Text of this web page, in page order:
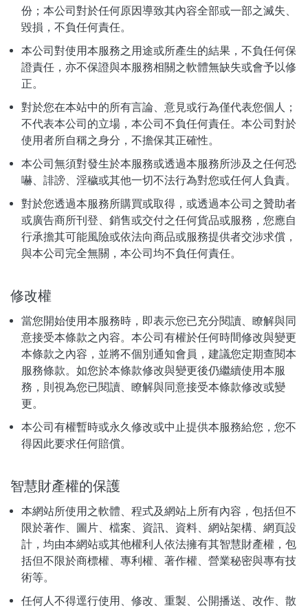
份；本公司對於任何原因導致其內容全部或一部之滅失、
毀損，不負任何責任。
本公司對使用本服務之用途或所產生的結果，不負任何保
證責任，亦不保證與本服務相關之軟體無缺失或會予以修
正。
對於您在本站中的所有言論、意見或行為僅代表您個人；
不代表本公司的立場，本公司不負任何責任。本公司對於
使用者所自稱之身分，不擔保其正確性。
本公司無須對發生於本服務或透過本服務所涉及之任何恐
嚇、誹謗、淫穢或其他一切不法行為對您或任何人負責。
對於您透過本服務所購買或取得，或透過本公司之贊助者
或廣告商所刊登、銷售或交付之任何貨品或服務，您應自
行承擔其可能風險或依法向商品或服務提供者交涉求償，
與本公司完全無關，本公司均不負任何責任。
修改權
當您開始使用本服務時，即表示您已充分閱讀、瞭解與同
意接受本條款之內容。本公司有權於任何時間修改與變更
本條款之內容，並將不個別通知會員，建議您定期查閱本
服務條款。如您於本條款修改與變更後仍繼續使用本服
務，則視為您已閱讀、瞭解與同意接受本條款修改或變
更。
本公司有權暫時或永久修改或中止提供本服務給您，您不
得因此要求任何賠償。
智慧財產權的保護
本網站所使用之軟體、程式及網站上所有內容，包括但不
限於著作、圖片、檔案、資訊、資料、網站架構、網頁設
計，均由本網站或其他權利人依法擁有其智慧財產權，包
括但不限於商標權、專利權、著作權、營業秘密與專有技
術等。
任何人不得逕行使用、修改、重製、公開播送、改作、散